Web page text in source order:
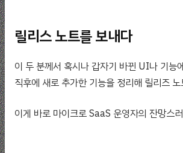
릴리스 노트를 보내다
이 두 분께서 혹시나 갑자기 바뀐 UI나 기능
직후에 새로 추가한 기능을 정리해 릴리즈
이게 바로 마이크로 SaaS 운영자의 잔망스